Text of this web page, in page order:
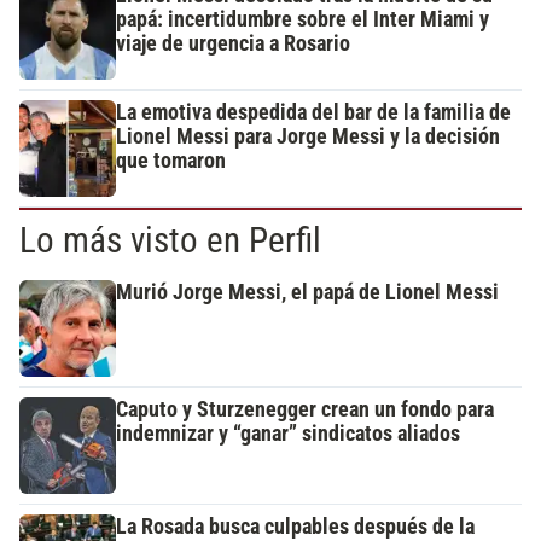
papá: incertidumbre sobre el Inter Miami y
viaje de urgencia a Rosario
La emotiva despedida del bar de la familia de
Lionel Messi para Jorge Messi y la decisión
que tomaron
Lo más visto en Perfil
Murió Jorge Messi, el papá de Lionel Messi
Caputo y Sturzenegger crean un fondo para
indemnizar y “ganar” sindicatos aliados
La Rosada busca culpables después de la